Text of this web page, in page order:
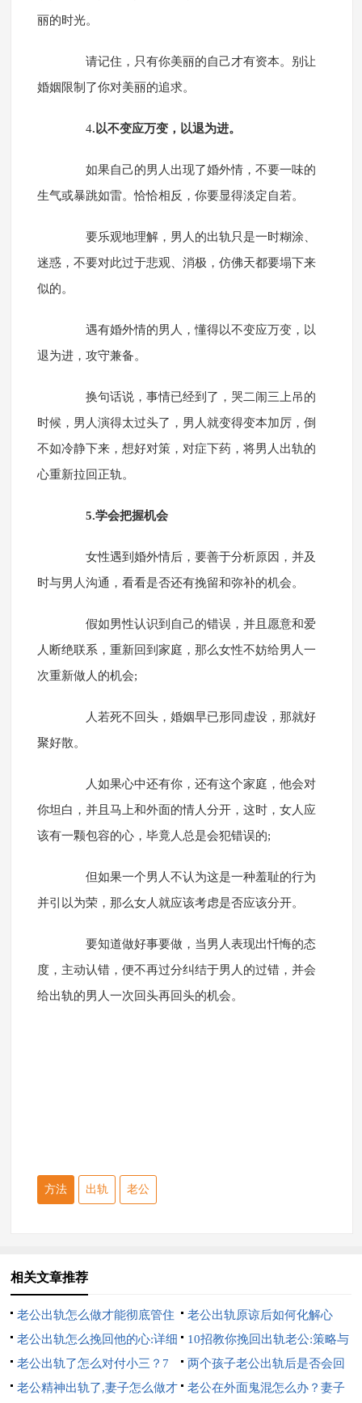
丽的时光。
请记住，只有你美丽的自己才有资本。别让
婚姻限制了你对美丽的追求。
4.以不变应万变，以退为进。
如果自己的男人出现了婚外情，不要一味的
生气或暴跳如雷。恰恰相反，你要显得淡定自若。
要乐观地理解，男人的出轨只是一时糊涂、
迷惑，不要对此过于悲观、消极，仿佛天都要塌下来
似的。
遇有婚外情的男人，懂得以不变应万变，以
退为进，攻守兼备。
换句话说，事情已经到了，哭二闹三上吊的
时候，男人演得太过头了，男人就变得变本加厉，倒
不如冷静下来，想好对策，对症下药，将男人出轨的
心重新拉回正轨。
5.学会把握机会
女性遇到婚外情后，要善于分析原因，并及
时与男人沟通，看看是否还有挽留和弥补的机会。
假如男性认识到自己的错误，并且愿意和爱
人断绝联系，重新回到家庭，那么女性不妨给男人一
次重新做人的机会;
人若死不回头，婚姻早已形同虚设，那就好
聚好散。
人如果心中还有你，还有这个家庭，他会对
你坦白，并且马上和外面的情人分开，这时，女人应
该有一颗包容的心，毕竟人总是会犯错误的;
但如果一个男人不认为这是一种羞耻的行为
并引以为荣，那么女人就应该考虑是否应该分开。
要知道做好事要做，当男人表现出忏悔的态
度，主动认错，便不再过分纠结于男人的过错，并会
给出轨的男人一次回头再回头的机会。
方法 出轨 老公
相关文章推荐
老公出轨怎么做才能彻底管住
他:7招硬控他
老公出轨原谅后如何化解心
结:10招完美解决
老公出轨怎么挽回他的心:详细
的7招
10招教你挽回出轨老公:策略与
心理的双重攻势
老公出轨了怎么对付小三？7
个方法，详细方法
两个孩子老公出轨后是否会回
来？6个办法帮你挽回
老公精神出轨了,妻子怎么做才
老公在外面鬼混怎么办？妻子